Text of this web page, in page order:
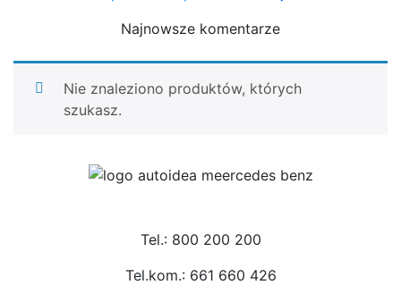
Najnowsze komentarze
Nie znaleziono produktów, których
szukasz.
Tel.: 800 200 200
Tel.kom.: 661 660 426